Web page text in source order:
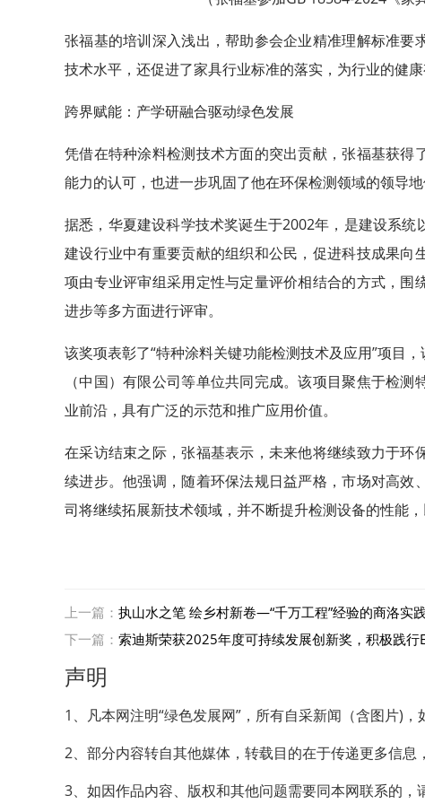
张福基的培训深入浅出，帮助参会企业精准理解标准
技术水平，还促进了家具行业标准的落实，为行业的健康
跨界赋能：产学研融合驱动绿色发展
凭借在特种涂料检测技术方面的突出贡献，张福基获
能力的认可，也进一步巩固了他在环保检测领域的领导地
据悉，华夏建设科学技术奖诞生于2002年，是建设系
建设行业中有重要贡献的组织和公民，促进科技成果
项由专业评审组采用定性与定量评价相结合的方式，
进步等多方面进行评审。
该奖项表彰了“特种涂料关键功能检测技术及应用”项目
（中国）有限公司等单位共同完成。该项目聚焦于检
业前沿，具有广泛的示范和推广应用价值。
在采访结束之际，张福基表示，未来他将继续致力于
续进步。他强调，随着环保法规日益严格，市场对高
司将继续拓展新技术领域，并不断提升检测设备的性能
上一篇： 执山水之笔 绘乡村新卷—“千万工程”经验的商洛实
下一篇： 索迪斯荣获2025年度可持续发展创新奖，积极践行
声明
1、凡本网注明“绿色发展网”，所有自采新闻（含图片)
2、部分内容转自其他媒体，转载目的在于传递更多信息
3、如因作品内容、版权和其他问题需要同本网联系的